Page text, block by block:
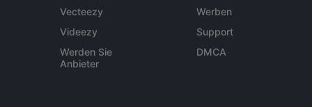
Vecteezy
Videezy
Werden Sie
Anbieter
Werben
Support
DMCA